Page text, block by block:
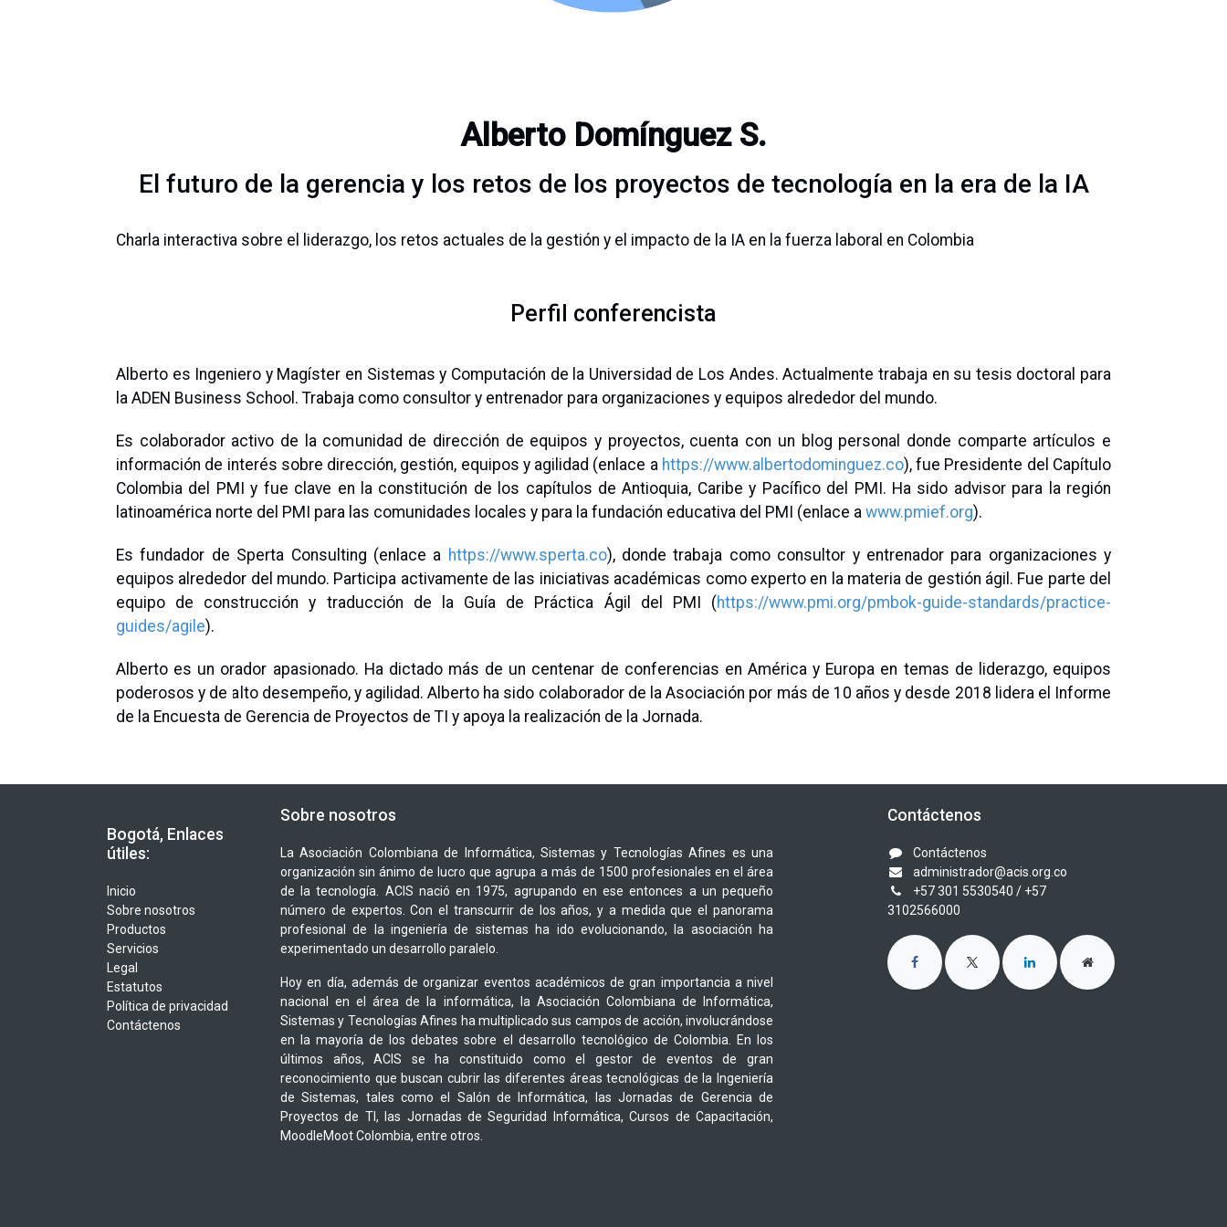
Alberto Domínguez S.
El futuro de la gerencia y los retos de los proyectos de tecnología en la era de la IA
Charla interactiva sobre el liderazgo, los retos actuales de la gestión y el impacto de la IA en la fuerza laboral en Colombia
Perfil conferencista
Alberto es Ingeniero y Magíster en Sistemas y Computación de la Universidad de Los Andes. Actualmente trabaja en su tesis doctoral para
la ADEN Business School. Trabaja como consultor y entrenador para organizaciones y equipos alrededor del mundo.
Es colaborador activo de la comunidad de dirección de equipos y proyectos, cuenta con un blog personal donde comparte artículos e
información de interés sobre dirección, gestión, equipos y agilidad (enlace a https://www.albertodominguez.co), fue Presidente del Capítulo
Colombia del PMI y fue clave en la constitución de los capítulos de Antioquia, Caribe y Pacífico del PMI. Ha sido advisor para la región
latinoamérica norte del PMI para las comunidades locales y para la fundación educativa del PMI (enlace a www.pmief.org).
Es fundador de Sperta Consulting (enlace a https://www.sperta.co), donde trabaja como consultor y entrenador para organizaciones y
equipos alrededor del mundo. Participa activamente de las iniciativas académicas como experto en la materia de gestión ágil. Fue parte del
equipo de construcción y traducción de la Guía de Práctica Ágil del PMI (https://www.pmi.org/pmbok-guide-standards/practice-
guides/agile).
Alberto es un orador apasionado. Ha dictado más de un centenar de conferencias en América y Europa en temas de liderazgo, equipos
poderosos y de alto desempeño, y agilidad. Alberto ha sido colaborador de la Asociación por más de 10 años y desde 2018 lidera el Informe
de la Encuesta de Gerencia de Proyectos de TI y apoya la realización de la Jornada.
Bogotá, Enlaces
útiles:
Inicio
Sobre nosotros
Productos
Servicios
Legal
Estatutos
Política de privacidad
Contáctenos
Sobre nosotros
La Asociación Colombiana de Informática, Sistemas y Tecnologías Afines es una
organización sin ánimo de lucro que agrupa a más de 1500 profesionales en el área
de la tecnología. ACIS nació en 1975, agrupando en ese entonces a un pequeño
número de expertos. Con el transcurrir de los años, y a medida que el panorama
profesional de la ingeniería de sistemas ha ido evolucionando, la asociación ha
experimentado un desarrollo paralelo.
Hoy en día, además de organizar eventos académicos de gran importancia a nivel
nacional en el área de la informática, la Asociación Colombiana de Informática,
Sistemas y Tecnologías Afines ha multiplicado sus campos de acción, involucrándose
en la mayoría de los debates sobre el desarrollo tecnológico de Colombia. En los
últimos años, ACIS se ha constituido como el gestor de eventos de gran
reconocimiento que buscan cubrir las diferentes áreas tecnológicas de la Ingeniería
de Sistemas, tales como el Salón de Informática, las Jornadas de Gerencia de
Proyectos de TI, las Jornadas de Seguridad Informática, Cursos de Capacitación,
MoodleMoot Colombia, entre otros.
Contáctenos
Contáctenos
administrador@acis.org.co
+57 301 5530540 / +57
3102566000